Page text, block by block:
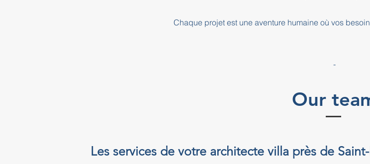
Chaque projet est une aventure humaine où vos
-
Our
Les services de votre architecte villa près de